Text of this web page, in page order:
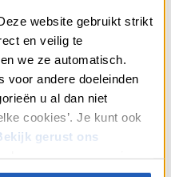
website gebruikt strikt
en veilig te
we ze automatisch.
voor andere doeleinden
u al dan niet
cookies’. Je kunt ook
gerust ons
looptijd te bepalen, in te
en een
middel van een simulatie
en verantwoorde lening
50 of 60.
, verspreid over heel België. Zij
lening.